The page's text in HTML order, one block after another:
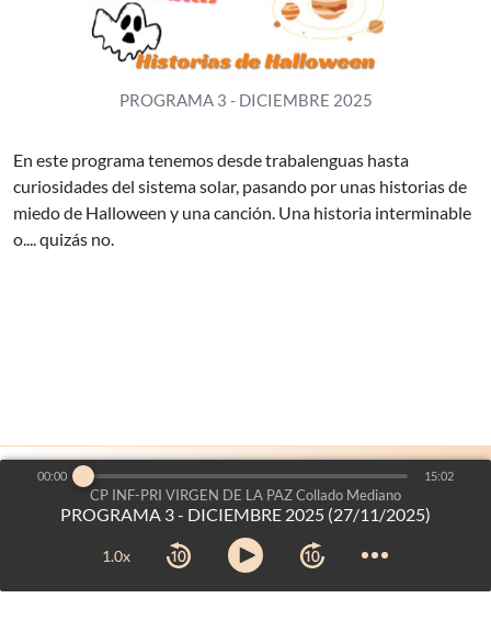
CP INF-PRI VIRGEN DE LA PAZ Collado Mediano
PROGRAMA 3 - DICIEMBRE 2025 (27/11/2025)
1.0x
00:00 15:02
PROGRAMA 3 - DICIEMBRE 2025
En este programa tenemos desde trabalenguas hasta
curiosidades del sistema solar, pasando por unas historias de
miedo de Halloween y una canción. Una historia interminable
o.... quizás no.
©2026 - Voces del Aulaes un proyecto de:
Dirección General de Bilingüismo y Calidad de la Enseñanza
Consejería de Educación, Ciencia y Universidades
de Madrid